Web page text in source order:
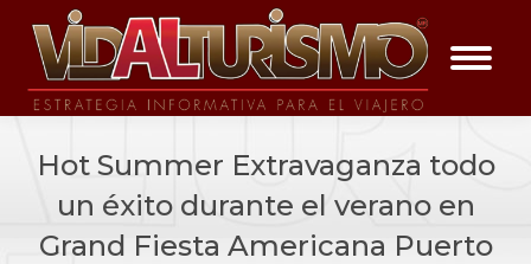
Hot Summer Extravaganza todo
un éxito durante el verano en
Grand Fiesta Americana Puerto